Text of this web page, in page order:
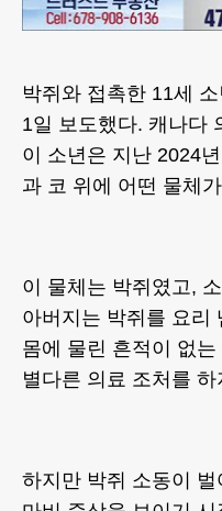
박쥐와 접촉한 11세
1일 보도했다. 캐나다
이 소년은 지난 2024
과 코 위에 어떤 물체
이 물체는 박쥐였고,
아버지는 박쥐를 요리
몸에 물린 흔적이 없
별다른 의료 조처를 하
하지만 박쥐 소동이